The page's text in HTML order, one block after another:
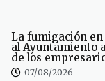
La fumigación
al Ayuntamiento
de los
07/08/2026